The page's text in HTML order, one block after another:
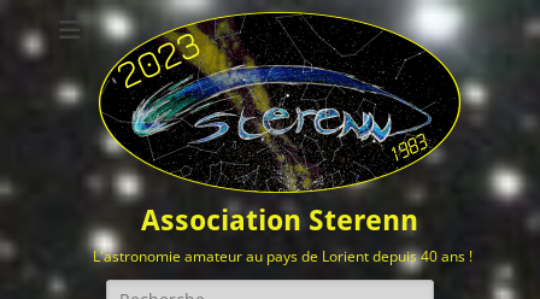
Association Sterenn
L'astronomie amateur au pays de Lorient depuis 40 ans !
Rechercher :